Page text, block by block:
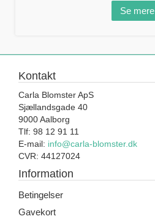
Se mere
Kontakt
Carla Blomster ApS
Sjællandsgade 40
9000 Aalborg
Tlf: 98 12 91 11
E-mail: info@carla-blomster.dk
CVR: 44127024
Information
Betingelser
Gavekort